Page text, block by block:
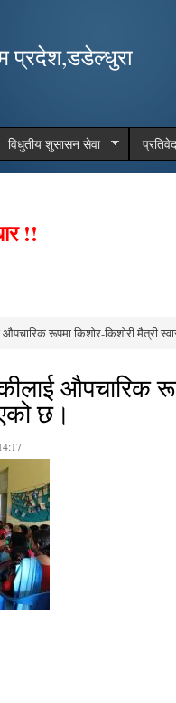
content
प्रदेश,डडेल्धुरा
विधुतीय शुसासन सेवा
!!
रूपमा किशोर-किशोरी मैत्री
औपचारिक
छ।